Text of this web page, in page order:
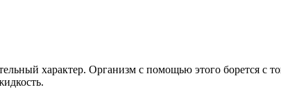
характер. Организм с помощью этого борется с